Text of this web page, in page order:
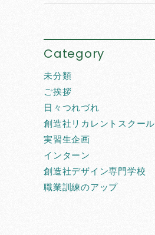
Category
未分類
ご挨拶
日々つれづれ
創造社リカレントスクール
実習生企画
インターン
創造社デザイン専門学校
職業訓練のアップ